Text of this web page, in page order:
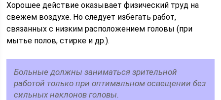
Хорошее действие оказывает физический труд на
свежем воздухе. Но следует избегать работ,
связанных с низким расположением головы (при
мытье полов, стирке и др.).
Больные должны заниматься зрительной
работой только при оптимальном освещении без
сильных наклонов головы.